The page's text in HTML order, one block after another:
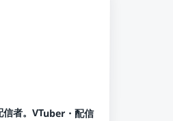
者。VTuber・配信